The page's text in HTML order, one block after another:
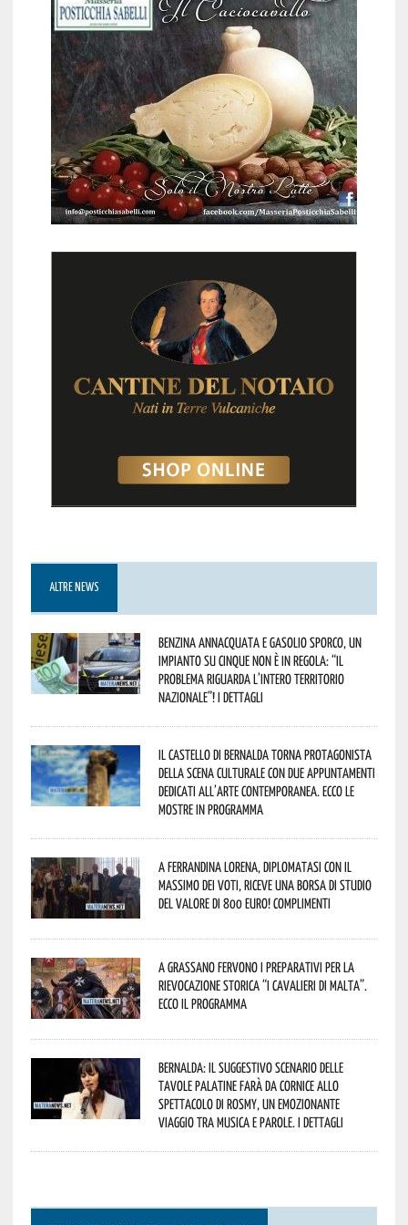
ALTRE NEWS
Benzina annacquata e gasolio sporco, un
impianto su cinque non è in regola: “il
problema riguarda l’intero territorio
Nazionale”! I dettagli
Il Castello di Bernalda torna protagonista
della scena culturale con due appuntamenti
dedicati all’arte contemporanea. Ecco le
mostre in programma
A Ferrandina Lorena, diplomatasi con il
massimo dei voti, riceve una borsa di studio
del valore di 800 euro! Complimenti
A Grassano fervono i preparativi per la
Rievocazione Storica “I CAVALIERI DI MALTA”.
Ecco il programma
Bernalda: il suggestivo scenario delle
Tavole Palatine farà da cornice allo
spettacolo di Rosmy, un emozionante
viaggio tra musica e parole. I dettagli